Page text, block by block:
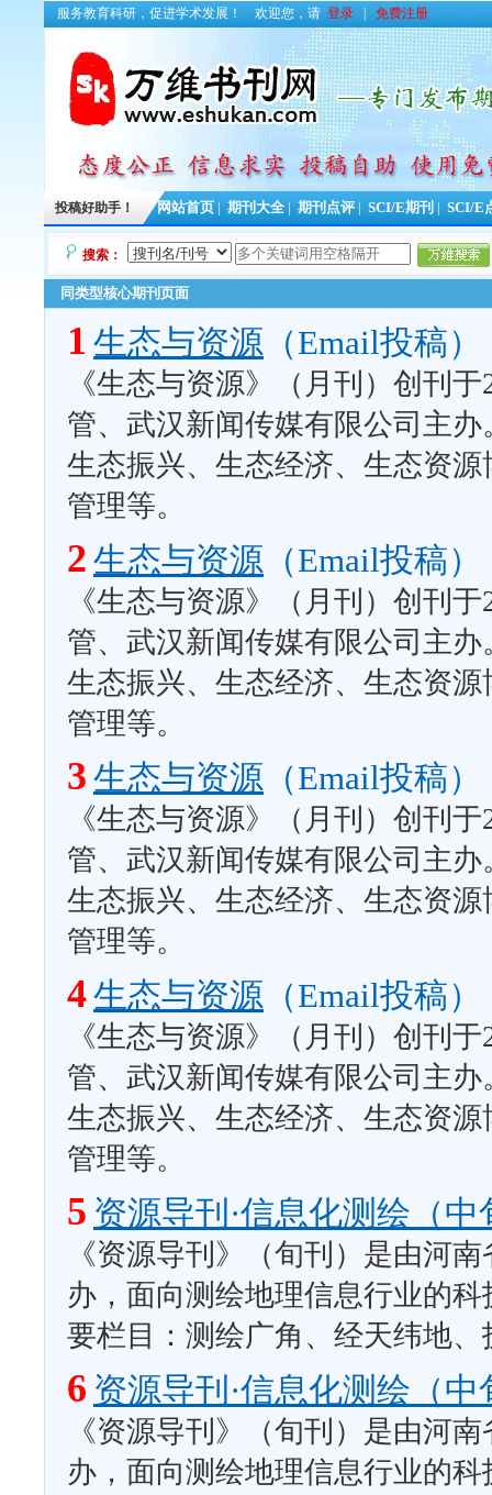
服务教育科研，促进学术发展！ 欢迎您，请 登录 免费注册
投稿好助手！ 网站首页 期刊大全 期刊点评 SCI/E期刊 SCI/E
搜索：
同类型核心期刊页面
1 生态与资源 （Email投稿）
《生态与资源》（月刊）创刊
管、武汉新闻传媒有限公司主
生态振兴、生态经济、生态资
管理等。
2 生态与资源 （Email投稿）
《生态与资源》（月刊）创刊
管、武汉新闻传媒有限公司主
生态振兴、生态经济、生态资
管理等。
3 生态与资源 （Email投稿）
《生态与资源》（月刊）创刊
管、武汉新闻传媒有限公司主
生态振兴、生态经济、生态资
管理等。
4生态与资源 （Email投稿）
《生态与资源》（月刊）创刊
管、武汉新闻传媒有限公司主
生态振兴、生态经济、生态资
管理等。
5 资源导刊·信息化测绘（中
《资源导刊》（旬刊）是由河
办，面向测绘地理信息行业的
要栏目：测绘广角、经天纬地
6 资源导刊·信息化测绘（中
《资源导刊》（旬刊）是由河
办，面向测绘地理信息行业的